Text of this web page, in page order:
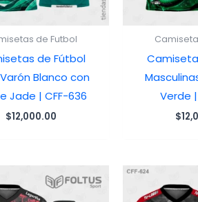
de Futbol
de Fútbol
Blanco con
Jade | CFF-636
$12,000.00
Verde
$